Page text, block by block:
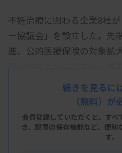
不妊治療に関わる企業8社
ー協議会」を設立した。先
進、公的医療保険の対象拡
策提言などをする方針。医
ス」の斉藤洋一代表取締役
は12日、厚生労働省で記者
らし、個人に合った治療を
い」と話した。
続きを見るに
（無料）が
会員登録していただくと、す
き、 記事の保存機能など、便利
す。